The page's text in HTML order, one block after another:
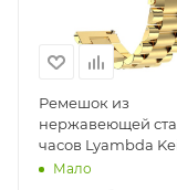
Ремешок из
нержавеющей
часов Lyambda
20мм, золотой
Мало